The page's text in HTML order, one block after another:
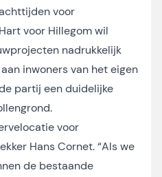
voor
voor Hillegom wil
nadrukkelijk
inwoners van het eigen
partij een duidelijke
voor
Hans Cornet. “Als we
de bestaande